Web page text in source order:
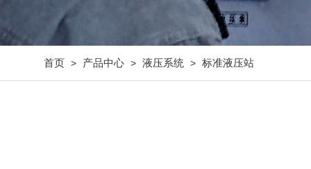
首页 > 产品中心 > 液压系统 > 标准液压站